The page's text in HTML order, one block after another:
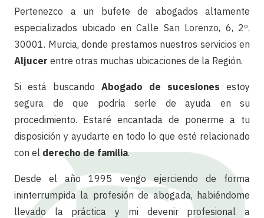
Pertenezco a un bufete de abogados altamente
especializados ubicado en Calle San Lorenzo, 6, 2º.
30001. Murcia, donde prestamos nuestros servicios en
Aljucer entre otras muchas ubicaciones de la Región.
Si está buscando Abogado de sucesiones estoy
segura de que podría serle de ayuda en su
procedimiento. Estaré encantada de ponerme a tu
disposición y ayudarte en todo lo que esté relacionado
con el derecho de familia.
Desde el año 1995 vengo ejerciendo de forma
ininterrumpida la profesión de abogada, habiéndome
llevado la práctica y mi devenir profesional a